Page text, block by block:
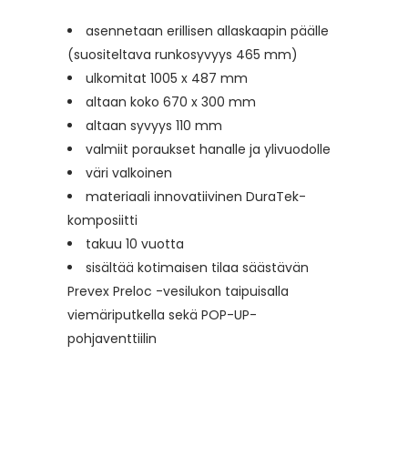
asennetaan erillisen allaskaapin päälle
(suositeltava runkosyvyys 465 mm)
ulkomitat 1005 x 487 mm
altaan koko 670 x 300 mm
altaan syvyys 110 mm
valmiit poraukset hanalle ja ylivuodolle
väri valkoinen
materiaali innovatiivinen DuraTek-
komposiitti
takuu 10 vuotta
sisältää kotimaisen tilaa säästävän
Prevex Preloc -vesilukon taipuisalla
viemäriputkella sekä POP-UP-
pohjaventtiilin